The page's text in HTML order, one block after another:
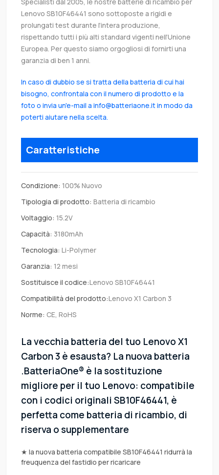
Specialisti dal 2005, le nostre batterie di ricambio per
Lenovo SB10F46441 sono sottoposte a rigidi e
prolungati test durante l’intera produzione,
rispettando tutti i più alti standard vigenti nell’Unione
Europea. Per questo siamo orgogliosi di fornirti una
garanzia di ben 1 anni.
In caso di dubbio se si tratta della batteria di cui hai
bisogno, confrontala con il numero di prodotto e la
foto o invia un'e-mail a info@batteriaone.it in modo da
poterti aiutare nella scelta.
Caratteristiche
Condizione: 100% Nuovo
Tipologia di prodotto: Batteria di ricambio
Voltaggio: 15.2V
Capacità: 3180mAh
Tecnologia: Li-Polymer
Garanzia: 12 mesi
Sostituisce il codice:Lenovo SB10F46441
Compatibilità del prodotto:Lenovo X1 Carbon 3
Norme: CE, RoHS
La vecchia batteria del tuo Lenovo X1
Carbon 3 è esausta? La nuova batteria
.BatteriaOne® è la sostituzione
migliore per il tuo Lenovo: compatibile
con i codici originali SB10F46441, è
perfetta come batteria di ricambio, di
riserva o supplementare
★ la nuova batteria compatibile SB10F46441 ridurrà la
freuquenza del fastidio per ricaricare